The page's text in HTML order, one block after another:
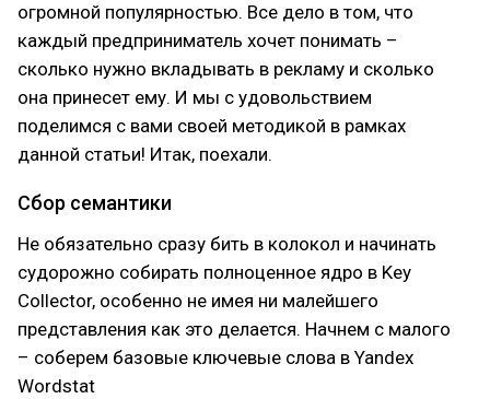
огромной популярностью. Все дело в том, что
каждый предприниматель хочет понимать –
сколько нужно вкладывать в рекламу и сколько
она принесет ему. И мы с удовольствием
поделимся с вами своей методикой в рамках
данной статьи! Итак, поехали.
Сбор семантики
Не обязательно сразу бить в колокол и начинать
судорожно собирать полноценное ядро в Key
Collector, особенно не имея ни малейшего
представления как это делается. Начнем с малого
– соберем базовые ключевые слова в Yandex
Wordstat